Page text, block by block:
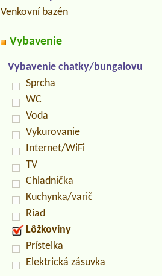
Venkovní bazén
Vybavenie
Vybavenie chatky/bungalovu
Sprcha
WC
Voda
Vykurovanie
Internet/WiFi
TV
Chladnička
Kuchynka/varič
Riad
Lôžkoviny
Prístelka
Elektrická zásuvka